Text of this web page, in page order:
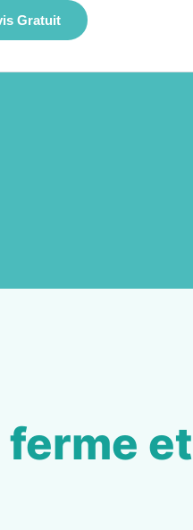
Gratuit
ferme et